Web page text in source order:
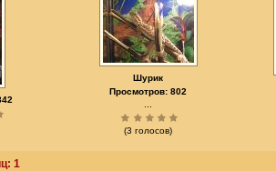
Шурик
Просмотров: 802
(3 голосов)
1